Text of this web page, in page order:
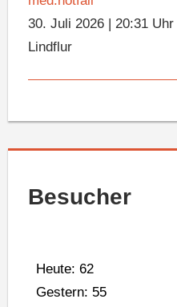
30. Juli 2026 |20:31 Uhr
Lindflur
Besucher
Heute: 62
Gestern: 55